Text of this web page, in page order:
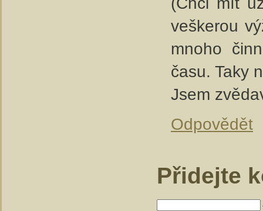
veškerou
mnoho
času. Taky
Jsem
Odpovědět
Přidejte